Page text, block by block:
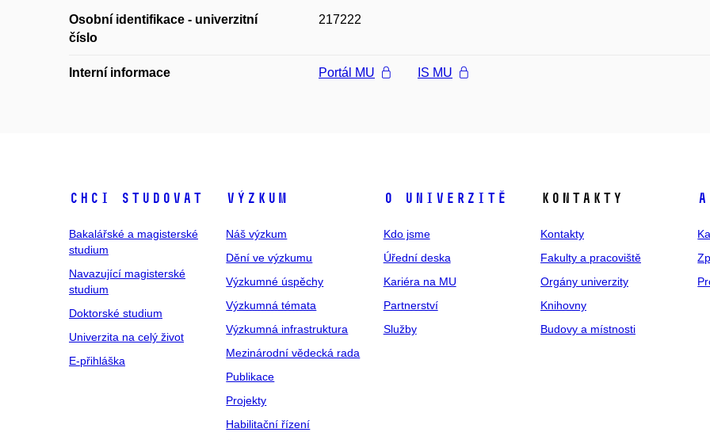
Osobní identifikace - univerzitní
číslo
217222
Interní informace Portál MU IS MU
Chci studovat
Bakalářské a magisterské
studium
Navazující magisterské
studium
Doktorské studium
Univerzita na celý život
E-přihláška
Výzkum
Náš výzkum
Dění ve výzkumu
Výzkumné úspěchy
Výzkumná témata
Výzkumná infrastruktura
Mezinárodní vědecká rada
Publikace
Projekty
Habilitační řízení
O univerzitě
Kdo jsme
Úřední deska
Kariéra na MU
Partnerství
Služby
Kontakty
Kontakty
Fakulty a pracoviště
Orgány univerzity
Knihovny
Budovy a místnosti